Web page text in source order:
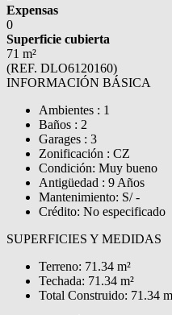
Expensas
0
Superficie cubierta
71 m²
(REF. DLO6120160)
INFORMACIÓN BÁSICA
Ambientes : 1
Baños : 2
Garages : 3
Zonificación : CZ
Condición: Muy bueno
Antigüedad : 9 Años
Mantenimiento: S/ -
Crédito: No especificado
SUPERFICIES Y MEDIDAS
Terreno: 71.34 m²
Techada: 71.34 m²
Total Construido: 71.34